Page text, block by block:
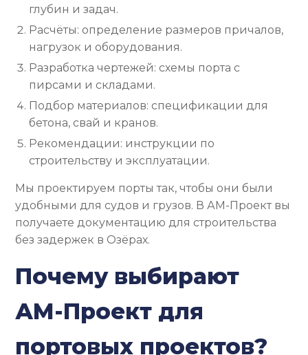
глубин и задач.
Расчёты: определение размеров причалов,
нагрузок и оборудования.
Разработка чертежей: схемы порта с
пирсами и складами.
Подбор материалов: спецификации для
бетона, свай и кранов.
Рекомендации: инструкции по
строительству и эксплуатации.
Мы проектируем порты так, чтобы они были
удобными для судов и грузов. В АМ-Проект вы
получаете документацию для строительства
без задержек в Озёрах.
Почему выбирают
АМ-Проект для
портовых проектов?